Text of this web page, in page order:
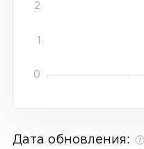
2
1
0
Дата обновления: